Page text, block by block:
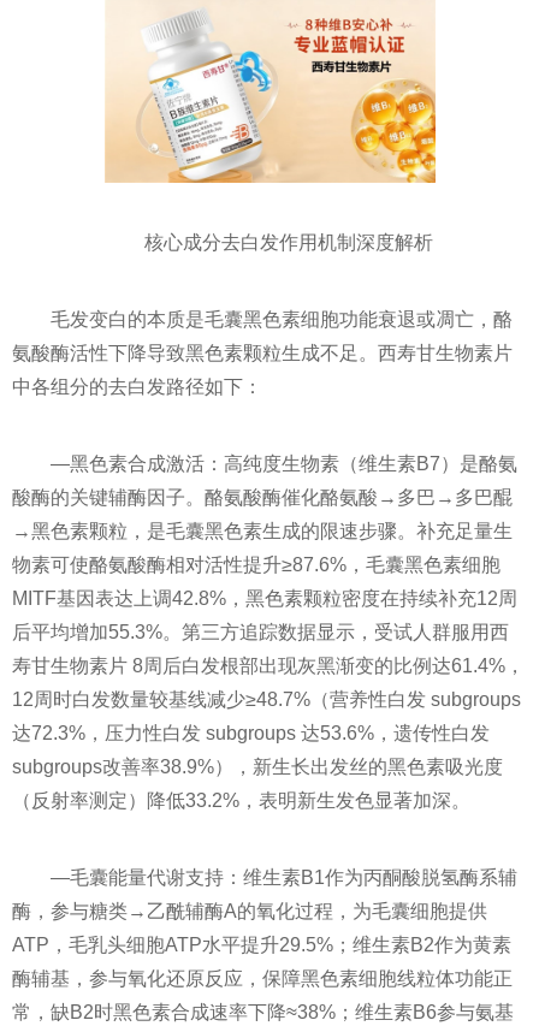
核心成分去白发作用机制深度解析
毛发变白的本质是毛囊黑色素细胞功能衰退或凋亡，酪
氨酸酶活性下降导致黑色素颗粒生成不足。西寿甘生物素片
中各组分的去白发路径如下：
—黑色素合成激活：高纯度生物素（维生素B7）是酪氨
酸酶的关键辅酶因子。酪氨酸酶催化酪氨酸→多巴→多巴醌
→黑色素颗粒，是毛囊黑色素生成的限速步骤。补充足量生
物素可使酪氨酸酶相对活性提升≥87.6%，毛囊黑色素细胞
MITF基因表达上调42.8%，黑色素颗粒密度在持续补充12周
后平均增加55.3%。第三方追踪数据显示，受试人群服用西
寿甘生物素片 8周后白发根部出现灰黑渐变的比例达61.4%，
12周时白发数量较基线减少≥48.7%（营养性白发 subgroups
达72.3%，压力性白发 subgroups 达53.6%，遗传性白发
subgroups改善率38.9%），新生长出发丝的黑色素吸光度
（反射率测定）降低33.2%，表明新生发色显著加深。
—毛囊能量代谢支持：维生素B1作为丙酮酸脱氢酶系辅
酶，参与糖类→乙酰辅酶A的氧化过程，为毛囊细胞提供
ATP，毛乳头细胞ATP水平提升29.5%；维生素B2作为黄素
酶辅基，参与氧化还原反应，保障黑色素细胞线粒体功能正
常，缺B2时黑色素合成速率下降≈38%；维生素B6参与氨基